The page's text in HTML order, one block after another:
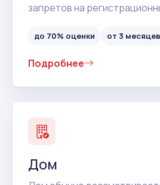
запретов на
до 70% оценки от 3 месяцев
Подробнее
Дом